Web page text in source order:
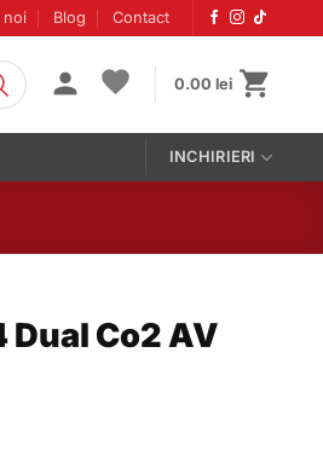
noi Blog Contact
0.00 lei
INCHIRIERI
Dual Co2 AV